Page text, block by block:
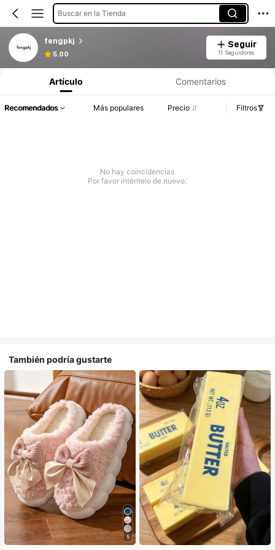
Buscar en la Tienda
fengpkj
5.00
Seguir
11 Seguidores
Artículo Comentarios
Recomendados Más populares Precio Filtros
No hay coincidencias
Por favor inténtelo de nuevo.
También podría gustarte
5